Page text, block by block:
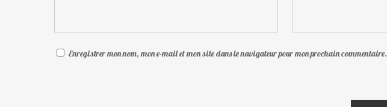
Enregistrer mon nom, mon e-mail et mon site dans le navigateur pour mon prochain commentaire.